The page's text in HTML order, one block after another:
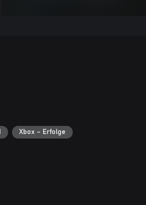
Xbox – Erfolge